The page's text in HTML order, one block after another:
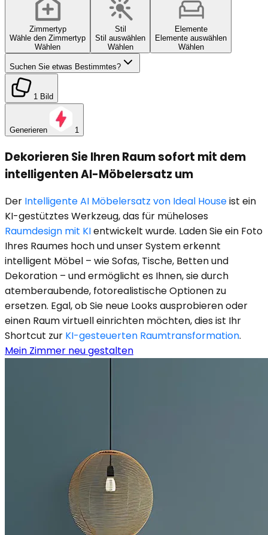
Zimmertyp
Wähle den Zimmertyp
Wählen
Stil
Stil auswählen
Wählen
Elemente
Elemente auswählen
Wählen
Suchen Sie etwas Bestimmtes?
1 Bild
Generieren 1
Dekorieren Sie Ihren Raum sofort mit dem
intelligenten AI-Möbelersatz um
Der Intelligente AI Möbelersatz von Ideal Houseist ein
KI-gestütztes Werkzeug, das für müheloses
Raumdesign mit KIentwickelt wurde. Laden Sie ein Foto
Ihres Raumes hoch und unser System erkennt
intelligent Möbel – wie Sofas, Tische, Betten und
Dekoration – und ermöglicht es Ihnen, sie durch
atemberaubende, fotorealistische Optionen zu
ersetzen. Egal, ob Sie neue Looks ausprobieren oder
einen Raum virtuell einrichten möchten, dies ist Ihr
Shortcut zur KI-gesteuerten Raumtransformation.
Mein Zimmer neu gestalten